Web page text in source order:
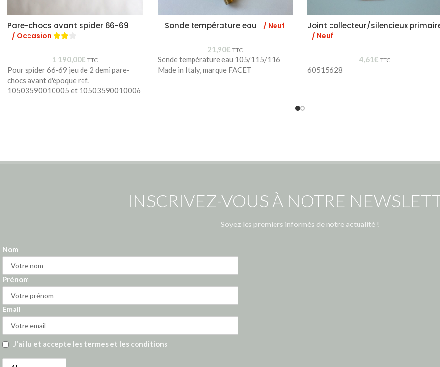
Pare-chocs avant spider 66-69
/ Occasion
1 190,00€ TTC
Pour spider 66-69 jeu de 2 demi pare-
chocs avant d'époque ref.
10503590010005 et 10503590010006
Sonde température eau / Neuf
21,90€ TTC
Sonde température eau 105/115/116
Made in Italy, marque FACET
Joint collecteur/silencieux
/ Neuf
4,61€ TTC
60515628
INSCRIVEZ-VOUS À NOTRE
Soyez les premiers informés de notre actualité !
Nom
Prénom
Email
J'ai lu et accepte les termes et les conditions